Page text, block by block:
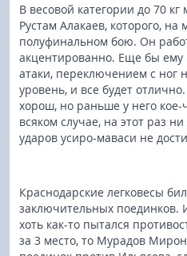
В весовой категории до 70
Рустам Алакаев, которого, на
полуфинальном бою. Он
акцентированно. Еще бы ему
атаки, переключением с ног
уровень, и все будет
хорош, но раньше у него
всяком случае, на этот раз
ударов усиро-маваси не
Краснодарские легковесы
заключительных поединков.
хоть как-то пытался
за 3 место, то Мурадов